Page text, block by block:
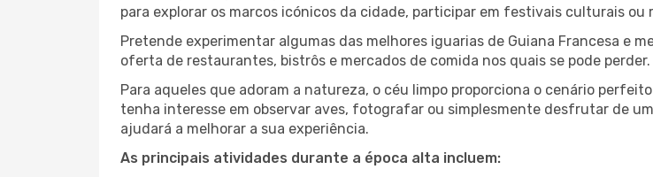
para explorar os marcos icónicos da cidade, participar em festivais culturais ou
Pretende experimentar algumas das melhores iguarias de Guiana Francesa e
oferta de restaurantes, bistrôs e mercados de comida nos quais se pode perder.
Para aqueles que adoram a natureza, o céu limpo proporciona o cenário
tenha interesse em observar aves, fotografar ou simplesmente desfrutar de
ajudará a melhorar a sua experiência.
As principais atividades durante a época alta incluem: